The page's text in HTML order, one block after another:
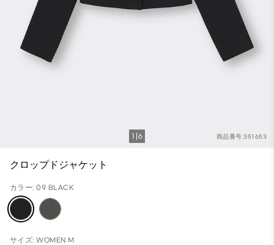
商品番号:351653
1 6
クロップドジャケット
カラー: 09 BLACK
サイズ: WOMEN M